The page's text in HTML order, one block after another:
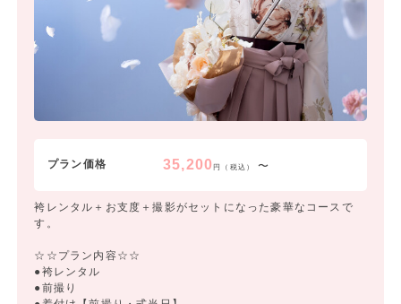
プラン価格 35,200円（税込） 〜
袴レンタル＋お支度＋撮影がセットになった豪華なコースで
す。
☆☆プラン内容☆☆
●袴レンタル
●前撮り